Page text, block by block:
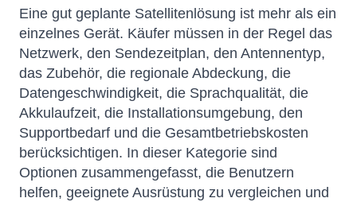
Eine gut geplante Satellitenlösung ist mehr als ein
einzelnes Gerät. Käufer müssen in der Regel das
Netzwerk, den Sendezeitplan, den Antennentyp,
das Zubehör, die regionale Abdeckung, die
Datengeschwindigkeit, die Sprachqualität, die
Akkulaufzeit, die Installationsumgebung, den
Supportbedarf und die Gesamtbetriebskosten
berücksichtigen. In dieser Kategorie sind
Optionen zusammengefasst, die Benutzern
helfen, geeignete Ausrüstung zu vergleichen und